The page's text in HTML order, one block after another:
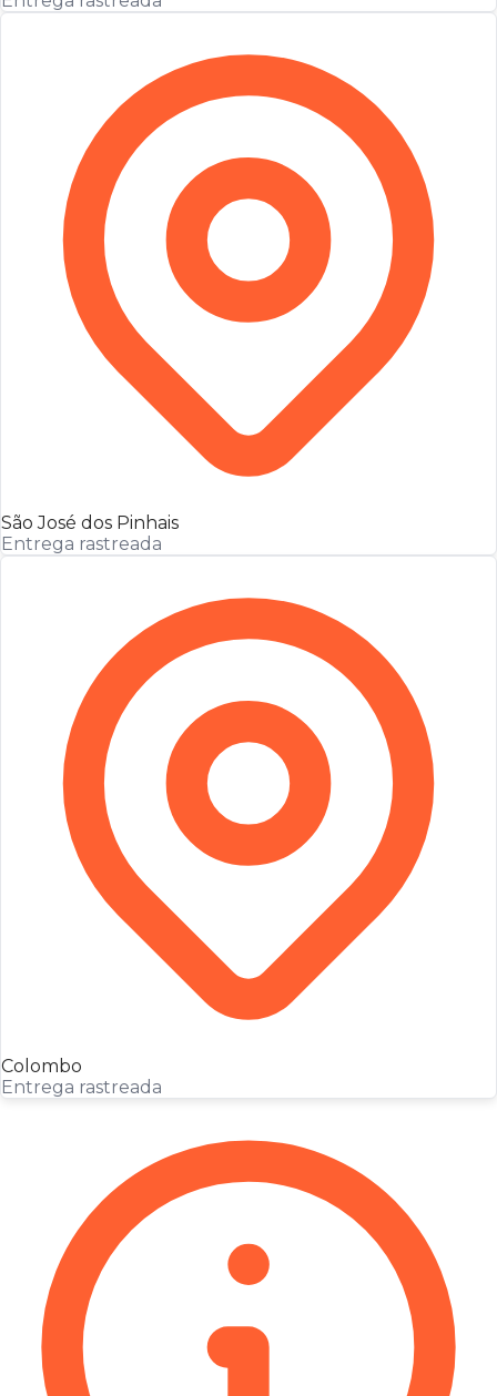
São José dos Pinhais
Entrega rastreada
Colombo
Entrega rastreada